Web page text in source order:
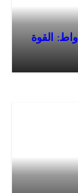
احترافية الخبز مع عجانة سميج 800 واط: القوة